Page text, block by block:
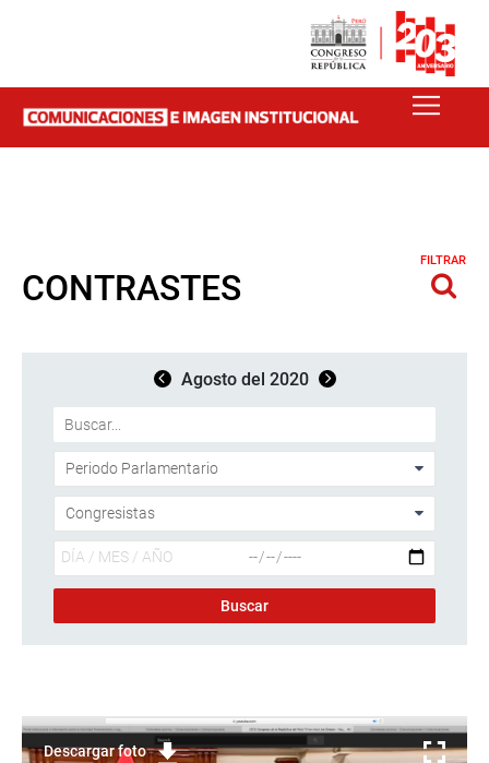
CONTRASTES
FILTRAR
Agosto del 2020
Descargar foto